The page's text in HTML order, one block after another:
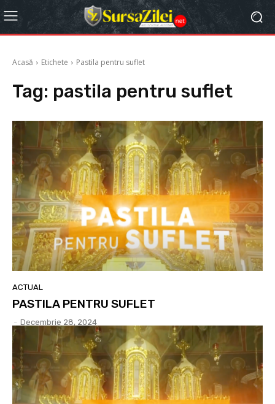
Acasă Etichete Pastila pentru suflet
Tag: pastila pentru suflet
ACTUAL
PASTILA PENTRU SUFLET
- Decembrie 28, 2024